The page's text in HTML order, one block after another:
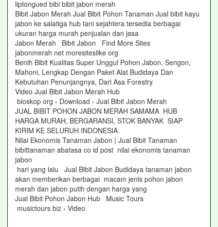
liptongued bibi bibit jabon merah
Bibit Jabon Merah Jual Bibit Pohon Tanaman Jual bibit kayu
jabon ke salatiga hub tani sejahtera tersedia berbagai
ukuran harga murah penjualan dan jasa
Jabon Merah Bibit Jabon Find More Sites
jabonmerah net moresiteslike org
Benih Bibit Kualitas Super Unggul Pohon Jabon, Sengon,
Mahoni, Lengkap Dengan Paket Alat Budidaya Dan
Kebutuhan Penunjangnya, Dari Asa Forestry
Video Jual Bibit Jabon Merah Hub
bioskop org › Download › Jual Bibit Jabon Merah
JUAL BIBIT POHON JABON MERAH SAMAMA HUB
HARGA MURAH, BERGARANSI, STOK BANYAK SIAP
KIRIM KE SELURUH INDONESIA
Nilai Ekonomis Tanaman Jabon | Jual Bibit Tanaman
bibittanaman abatasa co id post nilai ekonomis tanaman
jabon
hari yang lalu Jual Bibit Jabon Budidaya tanaman jabon
akan memberikan berbagai macam jenis pohon jabon
merah dan jabon putih dengan harga yang
Jual Bibit Pohon Jabon Hub Music Tours
musictours biz › Video